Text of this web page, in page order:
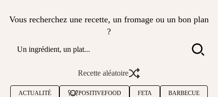
Vous recherchez une recette, un fromage ou un bon plan
?
Recette aléatoire
ACTUALITÉ POSITIVEFOOD FETA BARBECUE